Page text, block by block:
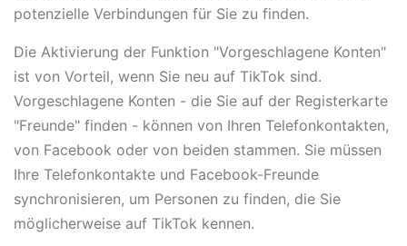
potenzielle Verbindungen für Sie zu finden.
Die Aktivierung der Funktion "Vorgeschlagene Konten"
ist von Vorteil, wenn Sie neu auf TikTok sind.
Vorgeschlagene Konten - die Sie auf der Registerkarte
"Freunde" finden - können von Ihren Telefonkontakten,
von Facebook oder von beiden stammen. Sie müssen
Ihre Telefonkontakte und Facebook-Freunde
synchronisieren, um Personen zu finden, die Sie
möglicherweise auf TikTok kennen.